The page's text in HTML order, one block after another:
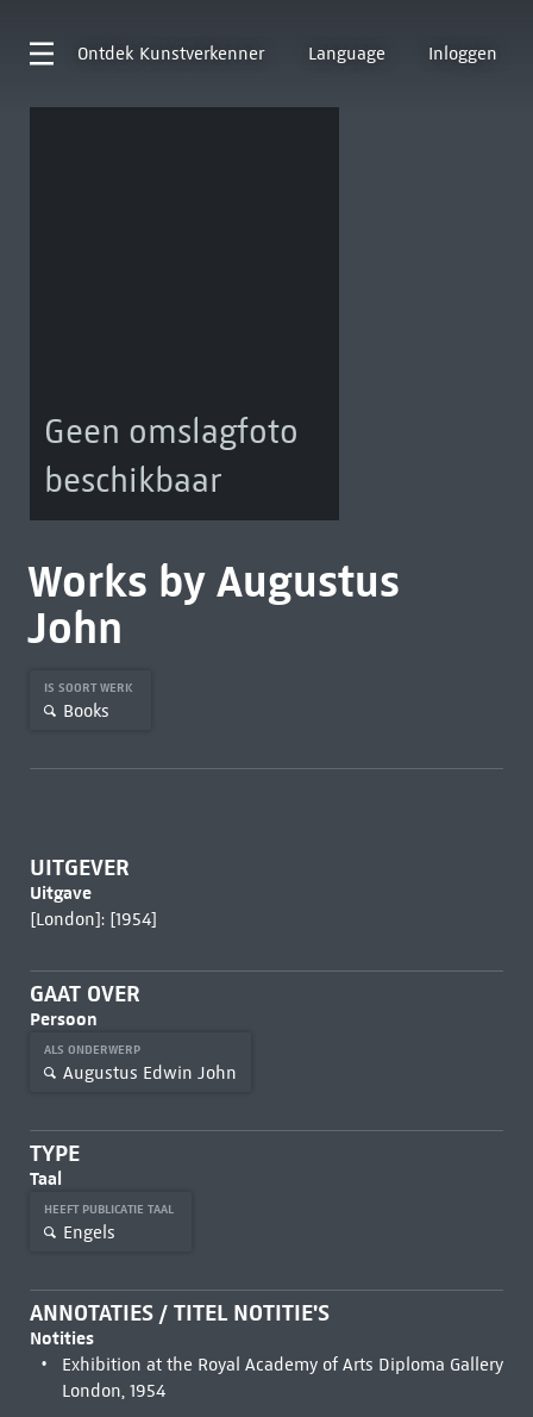
Ontdek Kunstverkenner Language Inloggen
Geen omslagfoto
beschikbaar
Works by Augustus
John
IS SOORT WERK
Books
UITGEVER
Uitgave
[London]: [1954]
GAAT OVER
Persoon
ALS ONDERWERP
Augustus Edwin John
TYPE
Taal
HEEFT PUBLICATIE TAAL
Engels
ANNOTATIES / TITEL NOTITIE'S
Notities
Exhibition at the Royal Academy of Arts Diploma Gallery
London, 1954